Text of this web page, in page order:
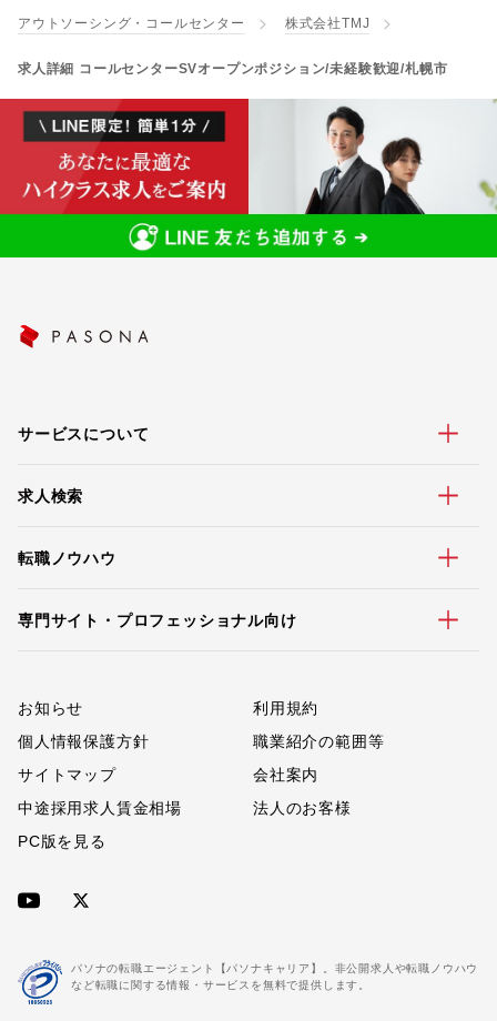
アウトソーシング・コールセンター 株式会社TMJ
求人詳細 コールセンターSVオープンポジション/未経験歓迎/札幌市
サービスについて
求人検索
転職ノウハウ
専門サイト・プロフェッショナル向け
お知らせ
利用規約
個人情報保護方針
職業紹介の範囲等
サイトマップ
会社案内
中途採用求人賃金相場
法人のお客様
PC版を見る
パソナの転職エージェント【パソナキャリア】。非公開求人や転職ノウハウ
など転職に関する情報・サービスを無料で提供します。